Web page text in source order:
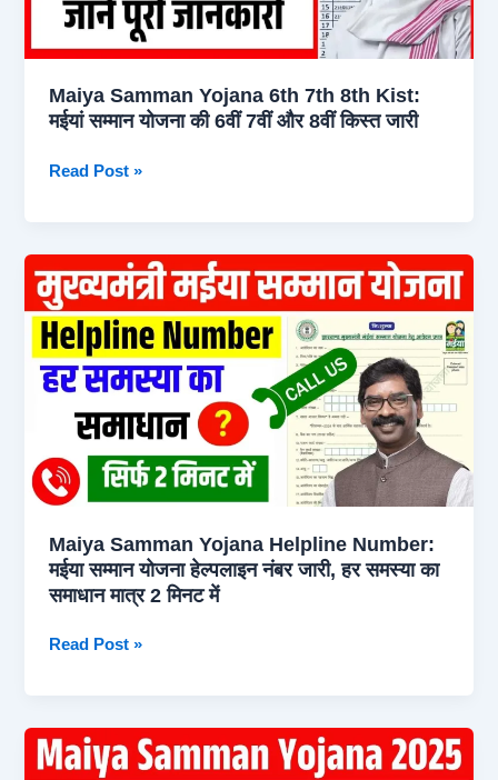
महिलाओं
7500
रूपये,
लिस्ट
Maiya Samman Yojana 6th 7th 8th Kist:
मईयां सम्मान योजना की 6वीं 7वीं और 8वीं किस्त जारी
Maiya
6th
7th
8th
Kist:
मईयां
सम्मान
योजना
6वीं
7वीं
8वीं
किस्त
जारी
Read Post »
Maiya Samman Yojana Helpline Number:
मईया सम्मान योजना हेल्पलाइन नंबर जारी, हर समस्या का
समाधान मात्र 2 मिनट में
Maiya
Helpline
Number:
Read Post »